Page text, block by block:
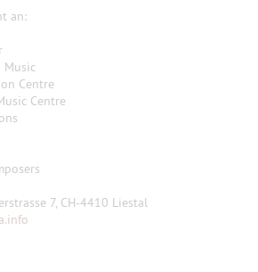
an:
Music
Centre
Centre
7, CH-4410 Liestal